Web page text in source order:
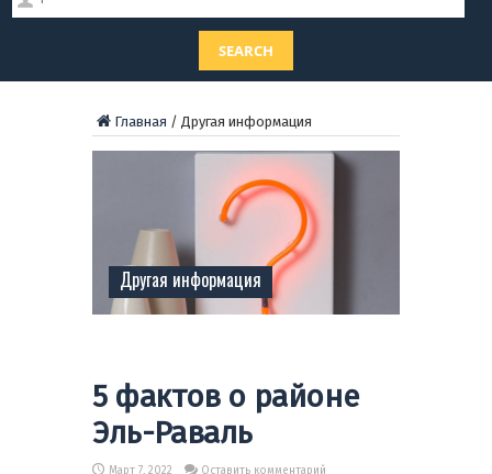
SEARCH
Главная / Другая информация
Другая информация
5 фактов о районе
Эль-Раваль
Март 7, 2022
Оставить комментарий